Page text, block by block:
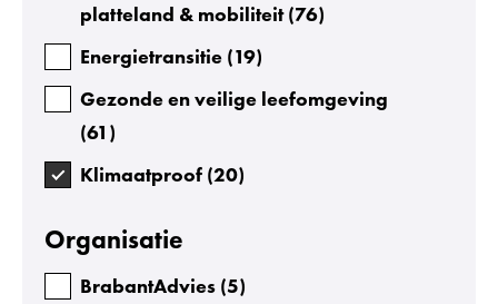
platteland & mobiliteit(76)
Energietransitie (19)
Gezonde en veilige leefomgeving
(61 )
Klimaatproof (20)
Organisatie
BrabantAdvies (5)